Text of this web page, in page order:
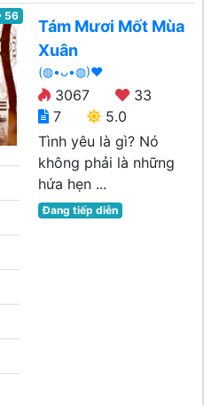
56
Tám Mươi Mốt Mùa
Xuân
(◍•ᴗ•◍)❤
3067
33
7
5.0
Tình yêu là gì? Nó
không phải là những
hứa hẹn ...
Đang tiếp diễn